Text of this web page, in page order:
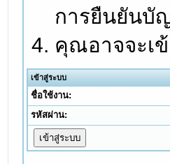
การยืนยันบั
คุณอาจจะเ
เข้าสู่ระบบ
ชื่อใช้งาน:
รหัสผ่าน: